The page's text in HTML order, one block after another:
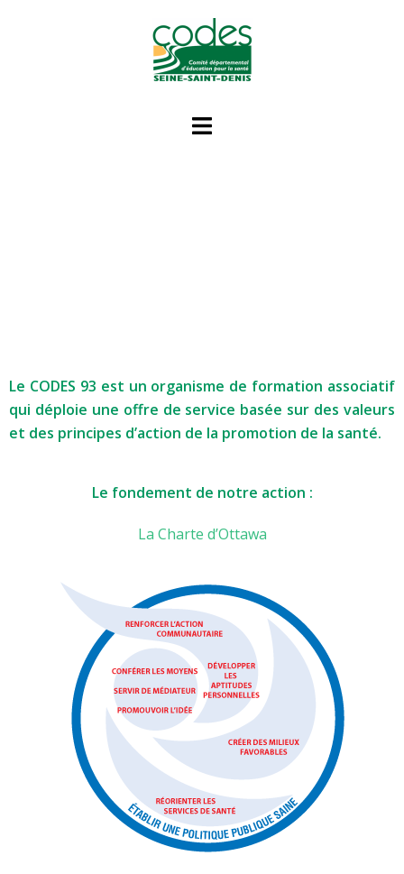
Le CODES 93 est un organisme de formation associatif
qui déploie une offre de service basée sur des valeurs
et des principes d’action de la promotion de la santé.
Le fondement de notre action :
La Charte d’Ottawa